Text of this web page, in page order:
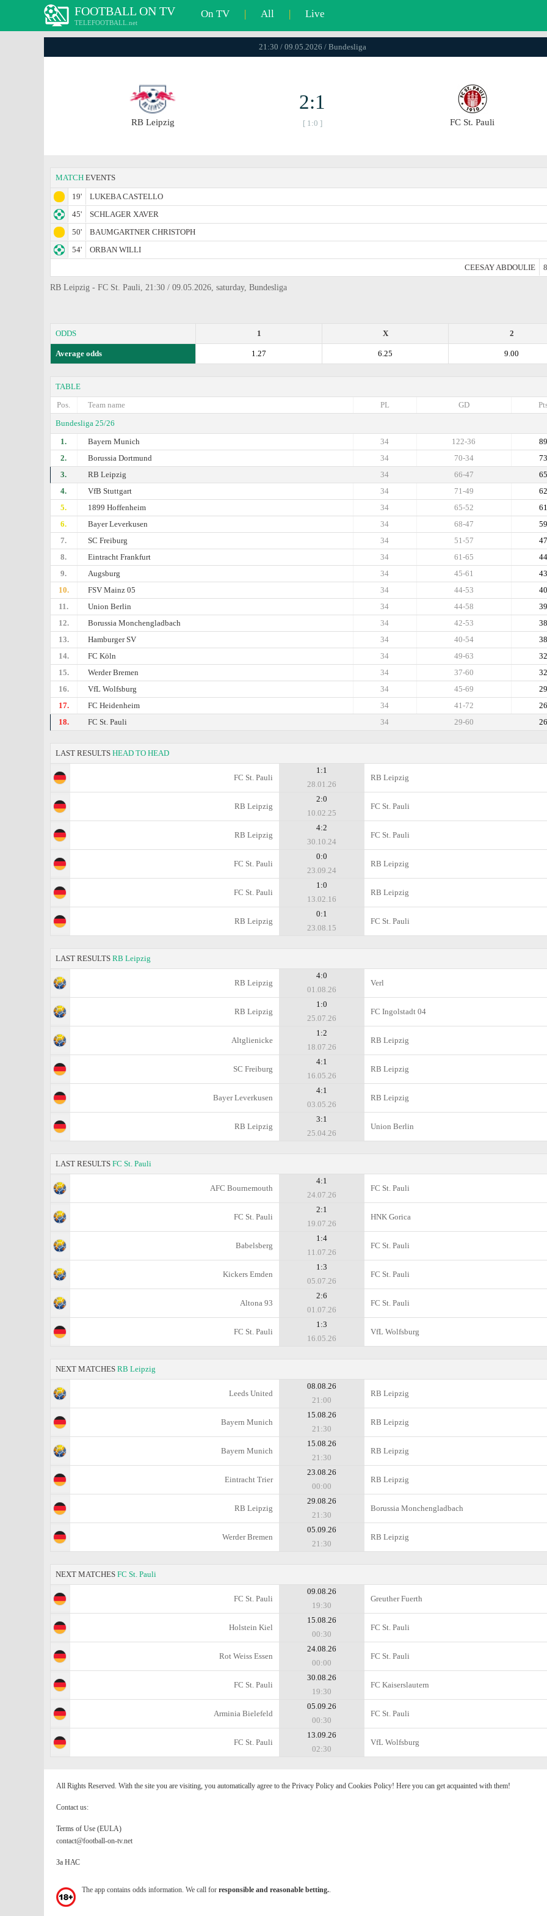
FOOTBALL ON TV
TELEFOOTBALL.net
On TV | All | Live
21:30 / 09.05.2026 / Bundesliga
RB Leipzig
2:1
[ 1:0 ] FC St. Pauli
MATCH EVENTS
19'
LUKEBA CASTELLO
45'
SCHLAGER XAVER
50'
BAUMGARTNER CHRISTOPH
54'
ORBAN WILLI
CEESAY ABDOULIE
RB Leipzig - FC St. Pauli, 21:30 / 09.05.2026, saturday, Bundesliga
ODDS 2
X
1
Average odds 9.00
6.25
1.27
TABLE
Pos.
Team name GD
PL
Bundesliga 25/26
1.
Bayern Munich 89
122-36
34
2.
Borussia Dortmund 73
70-34
34
3.
RB Leipzig 65
66-47
34
4.
VfB Stuttgart 62
71-49
34
5.
1899 Hoffenheim 61
65-52
34
6.
Bayer Leverkusen 59
68-47
34
7.
SC Freiburg 47
51-57
34
8.
Eintracht Frankfurt 44
61-65
34
9.
Augsburg 43
45-61
34
10.
FSV Mainz 05 40
44-53
34
11.
Union Berlin 39
44-58
34
12.
Borussia Monchengladbach 38
42-53
34
13.
Hamburger SV 38
40-54
34
14.
FC Köln 32
49-63
34
15.
Werder Bremen 32
37-60
34
16.
VfL Wolfsburg 29
45-69
34
17.
FC Heidenheim 26
41-72
34
18.
FC St. Pauli 26
29-60
34
LAST RESULTS HEAD TO HEAD
FC St. Pauli
1:1
28.01.26
RB Leipzig
RB Leipzig
2:0
10.02.25
FC St. Pauli
RB Leipzig
4:2
30.10.24
FC St. Pauli
FC St. Pauli
0:0
23.09.24
RB Leipzig
FC St. Pauli
1:0
13.02.16
RB Leipzig
RB Leipzig
0:1
23.08.15
FC St. Pauli
LAST RESULTS RB Leipzig
RB Leipzig
4:0
01.08.26
Verl
RB Leipzig
1:0
25.07.26
FC Ingolstadt 04
Altglienicke
1:2
18.07.26
RB Leipzig
SC Freiburg
4:1
16.05.26
RB Leipzig
Bayer Leverkusen
4:1
03.05.26
RB Leipzig
RB Leipzig
3:1
25.04.26
Union Berlin
LAST RESULTS FC St. Pauli
AFC Bournemouth
4:1
24.07.26
FC St. Pauli
FC St. Pauli
2:1
19.07.26
HNK Gorica
Babelsberg
1:4
11.07.26
FC St. Pauli
Kickers Emden
1:3
05.07.26
FC St. Pauli
Altona 93
2:6
01.07.26
FC St. Pauli
FC St. Pauli
1:3
16.05.26
VfL Wolfsburg
NEXT MATCHES RB Leipzig
Leeds United
08.08.26
21:00
RB Leipzig
Bayern Munich
15.08.26
21:30
RB Leipzig
Bayern Munich
15.08.26
21:30
RB Leipzig
Eintracht Trier
23.08.26
00:00
RB Leipzig
RB Leipzig
29.08.26
21:30
Borussia Monchengladbach
Werder Bremen
05.09.26
21:30
RB Leipzig
NEXT MATCHES FC St. Pauli
FC St. Pauli
09.08.26
19:30
Greuther Fuerth
Holstein Kiel
15.08.26
00:30
FC St. Pauli
Rot Weiss Essen
24.08.26
00:00
FC St. Pauli
FC St. Pauli
30.08.26
19:30
FC Kaiserslautern
Arminia Bielefeld
05.09.26
00:30
FC St. Pauli
FC St. Pauli
13.09.26
02:30
VfL Wolfsburg
All Rights Reserved. With the site you are visiting, you automatically agree to the Privacy Policy and Cookies Policy! Here you can get acquainted with them!
Contact us:
Terms of Use (EULA)
contact@football-on-tv.net
За НАС
The app contains odds information. We call for responsible and reasonable betting..